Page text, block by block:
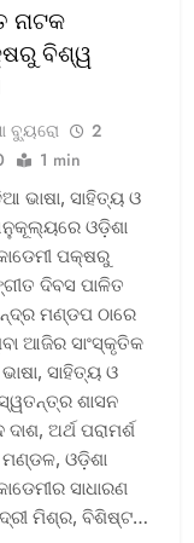
ନାଟକ
ବିଶ୍ୱ
ବ୍ୟୁରୋ
2
1 min
ଭାଷା, ସାହିତ୍ୟ ଓ
ଓଡ଼ିଶା
ପକ୍ଷରୁ
ଦିବସ ପାଳିତ
ମଣ୍ଡପ ଠାରେ
ଆଜିର ସାଂସ୍କୃତିକ
ସାହିତ୍ୟ ଓ
ଶାସନ
ଅର୍ଥ ପରାମର୍ଶ
ମଣ୍ଡଳ, ଓଡ଼ିଶା
ସାଧାରଣ
ମିଶ୍ର, ବିଶିଷ୍ଟ…